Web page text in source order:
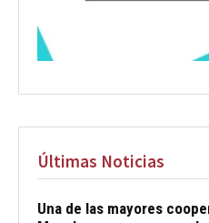
Últimas Noticias
Una de las mayores